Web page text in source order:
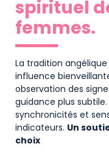
spirituel
femmes.
La tradition angélique
influence
observation des
guidance plus
synchronicités et
indicateurs. Un
choix